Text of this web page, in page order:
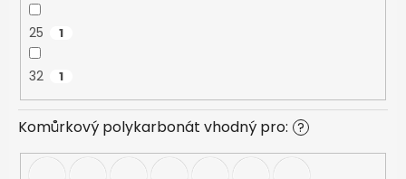
25 1
32 1
Komůrkový polykarbonát vhodný pro: ?